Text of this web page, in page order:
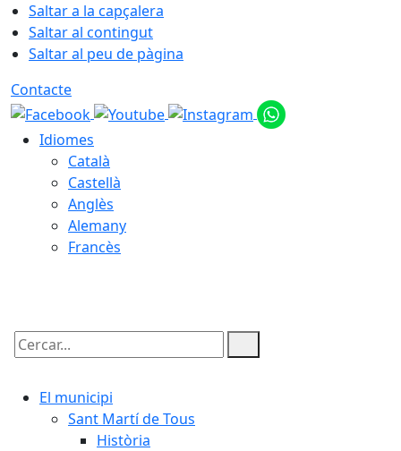
Saltar a la capçalera
Saltar al contingut
Saltar al peu de pàgina
Contacte
Idiomes
Català
Castellà
Anglès
Alemany
Francès
Cercar:
El municipi
Sant Martí de Tous
Història